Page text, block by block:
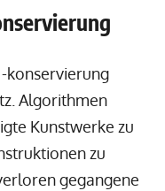
konservierung
Algorithmen
Kunstwerke zu
zu
gegangene